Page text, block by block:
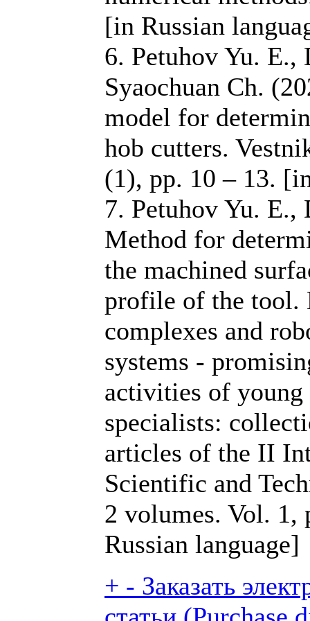
[in Russian
6. Petuhov Yu. E.,
Syaochuan Ch.
model for
hob cutters.
(1), pp. 10 – 13.
7. Petuhov Yu. E.,
Method for
the machined
profile of the tool.
complexes and
systems -
activities of young
specialists:
articles of the II
Scientific and
2 volumes. Vol. 1,
Russian language]
+ - Заказать